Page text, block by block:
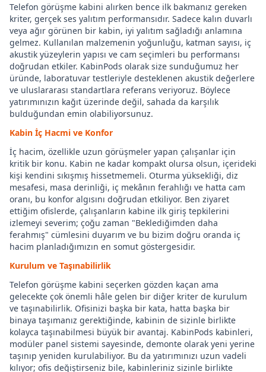
Telefon görüşme kabini alırken bence ilk bakmanız gereken
kriter, gerçek ses yalıtım performansıdır. Sadece kalın duvarlı
veya ağır görünen bir kabin, iyi yalıtım sağladığı anlamına
gelmez. Kullanılan malzemenin yoğunluğu, katman sayısı, iç
akustik yüzeylerin yapısı ve cam seçimleri bu performansı
doğrudan etkiler. KabinPods olarak size sunduğumuz her
üründe, laboratuvar testleriyle desteklenen akustik değerlere
ve uluslararası standartlara referans veriyoruz. Böylece
yatırımınızın kağıt üzerinde değil, sahada da karşılık
bulduğundan emin olabiliyorsunuz.
Kabin İç Hacmi ve Konfor
İç hacim, özellikle uzun görüşmeler yapan çalışanlar için
kritik bir konu. Kabin ne kadar kompakt olursa olsun, içerideki
kişi kendini sıkışmış hissetmemeli. Oturma yüksekliği, diz
mesafesi, masa derinliği, iç mekânın ferahlığı ve hatta cam
oranı, bu konfor algısını doğrudan etkiliyor. Ben ziyaret
ettiğim ofislerde, çalışanların kabine ilk giriş tepkilerini
izlemeyi severim; çoğu zaman "Beklediğimden daha
ferahmış" cümlesini duyarım ve bu bizim doğru oranda iç
hacim planladığımızın en somut göstergesidir.
Kurulum ve Taşınabilirlik
Telefon görüşme kabini seçerken gözden kaçan ama
gelecekte çok önemli hâle gelen bir diğer kriter de kurulum
ve taşınabilirlik. Ofisinizi başka bir kata, hatta başka bir
binaya taşımanız gerektiğinde, kabinin de sizinle birlikte
kolayca taşınabilmesi büyük bir avantaj. KabinPods kabinleri,
modüler panel sistemi sayesinde, demonte olarak yeni yerine
taşınıp yeniden kurulabiliyor. Bu da yatırımınızı uzun vadeli
kılıyor; ofis değiştirseniz bile, kabinleriniz sizinle birlikte